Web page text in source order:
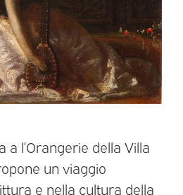
a l’Orangerie della Villa
un viaggio
e nella cultura della